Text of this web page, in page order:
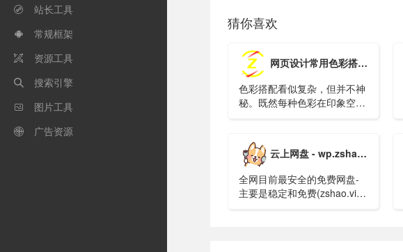
 站长工具
 常规框架
 资源工具
 搜索引擎
 图片工具
 广告资源
猜你喜欢
网页设计常用色彩搭配表 - 配色表 | Zshaowl的工具箱
色彩搭配看似复杂，但并不神
秘。既然每种色彩在印象空间
来近似估算。将网页设计中常
见的色彩搭配按照色相的顺序
归类。搭配起来就会得到千变
万化的感觉。色彩搭配看似复
杂，但并不神秘。既然每种色
云上网盘 - wp.zshao.vip
全网目前最安全的免费网盘-
主要是稳定和免费(zshao.vip)